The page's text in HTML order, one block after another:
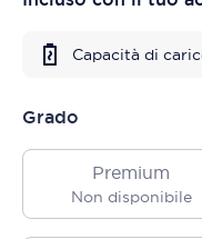
Capacità di
Grado
Premium
Non disponibile